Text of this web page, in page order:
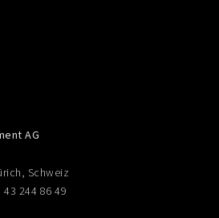
AG
Schweiz
43 244 86 49